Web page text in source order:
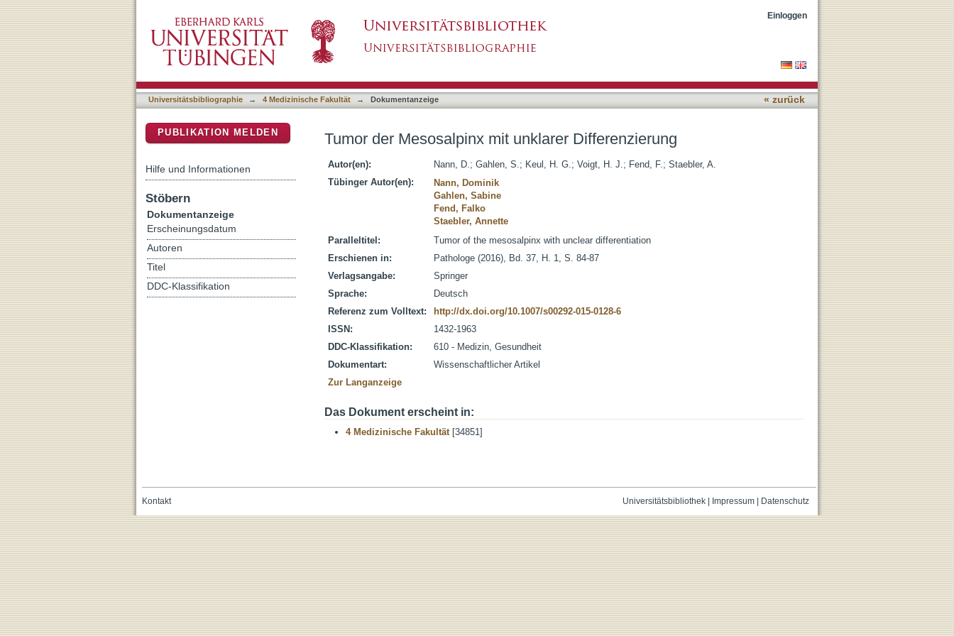
Einloggen
Universitätsbibliographie → 4 Medizinische Fakultät → Dokumentanzeige « zurück
Tumor der Mesosalpinx mit unklarer Differenzierung
Autor(en): Nann, D.; Gahlen, S.; Keul, H. G.; Voigt, H. J.; Fend, F.; Staebler, A.
Tübinger Autor(en):
Nann, Dominik
Gahlen, Sabine
Fend, Falko
Staebler, Annette
Paralleltitel:
Tumor of the mesosalpinx with unclear differentiation
Erschienen in:
Pathologe (2016), Bd. 37, H. 1, S. 84-87
Verlagsangabe:
Springer
Sprache:
Deutsch
Referenz zum Volltext:
http://dx.doi.org/10.1007/s00292-015-0128-6
ISSN:
1432-1963
DDC-Klassifikation:
610 - Medizin, Gesundheit
Dokumentart:
Wissenschaftlicher Artikel
Zur Langanzeige
Das Dokument erscheint in:
4 Medizinische Fakultät[34851]
PUBLIKATION MELDEN
Hilfe und Informationen
Stöbern
Dokumentanzeige
Erscheinungsdatum
Autoren
Titel
DDC-Klassifikation
Universitätsbibliothek| Impressum| Datenschutz
Kontakt